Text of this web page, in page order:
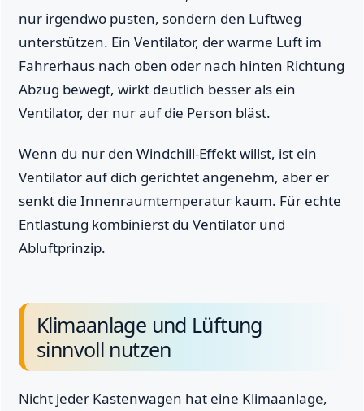
nur irgendwo pusten, sondern den Luftweg
unterstützen. Ein Ventilator, der warme Luft im
Fahrerhaus nach oben oder nach hinten Richtung
Abzug bewegt, wirkt deutlich besser als ein
Ventilator, der nur auf die Person bläst.
Wenn du nur den Windchill-Effekt willst, ist ein
Ventilator auf dich gerichtet angenehm, aber er
senkt die Innenraumtemperatur kaum. Für echte
Entlastung kombinierst du Ventilator und
Abluftprinzip.
Klimaanlage und Lüftung
sinnvoll nutzen
Nicht jeder Kastenwagen hat eine Klimaanlage,